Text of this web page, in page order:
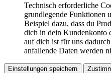
Technisch erforderliche
grundlegende Funktionen
Beispiel dazu, dass du
dich in dein Kundenkonto
auf dich ist für uns
anfallende Daten werden
Einstellungen speichern